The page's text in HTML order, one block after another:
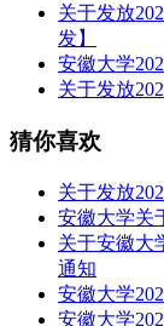
关于发放
发】
安徽大学
关于发放
猜你喜欢
关于发放
安徽大学关
关于安徽大
通知
安徽大学
安徽大学